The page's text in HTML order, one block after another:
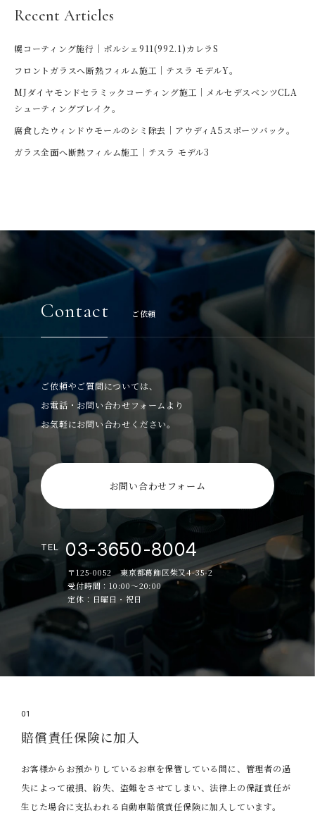
Recent Articles
幌コーティング施行｜ポルシェ911(992.1)カレラS
フロントガラスへ断熱フィルム施工｜テスラ モデルY。
MJダイヤモンドセラミックコーティング施工｜メルセデスベンツCLA
シューティングブレイク。
腐食したウィンドウモールのシミ除去｜アウディA5スポーツバック。
ガラス全面へ断熱フィルム施工｜テスラ モデル3
Contact ご依頼
ご依頼やご質問については、
お電話・お問い合わせフォームより
お気軽にお問い合わせください。
お問い合わせフォーム
TEL 03-3650-8004
〒125-0052 東京都葛飾区柴又4-35-2
受付時間：10:00～20:00
定休：日曜日・祝日
01
賠償責任保険に加入
お客様からお預かりしているお車を保管している間に、管理者の過
失によって破損、紛失、盗難をさせてしまい、法律上の保証責任が
生じた場合に支払われる自動車賠償責任保険に加入しています。